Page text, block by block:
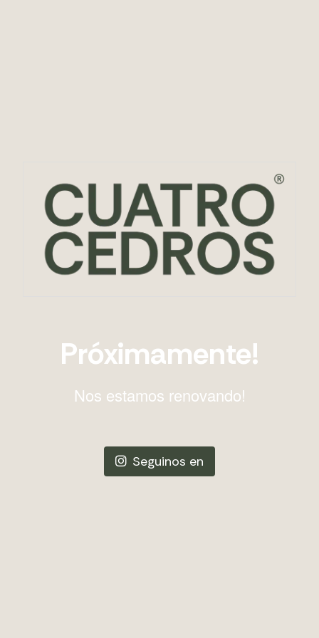
Próximamente!
Nos estamos renovando!
Seguinos en